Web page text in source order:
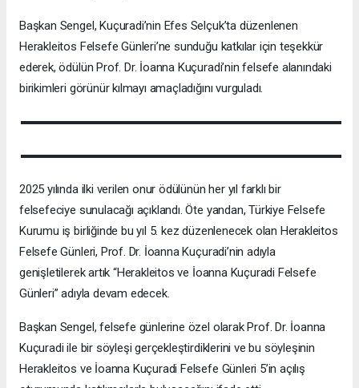
Başkan Sengel, Kuçuradi’nin Efes Selçuk’ta düzenlenen
Herakleitos Felsefe Günleri’ne sunduğu katkılar için teşekkür
ederek, ödülün Prof. Dr. İoanna Kuçuradi’nin felsefe alanındaki
birikimleri görünür kılmayı amaçladığını vurguladı.
2025 yılında ilki verilen onur ödülünün her yıl farklı bir
felsefeciye sunulacağı açıklandı. Öte yandan, Türkiye Felsefe
Kurumu iş birliğinde bu yıl 5. kez düzenlenecek olan Herakleitos
Felsefe Günleri, Prof. Dr. İoanna Kuçuradi’nin adıyla
genişletilerek artık “Herakleitos ve İoanna Kuçuradi Felsefe
Günleri” adıyla devam edecek.
Başkan Sengel, felsefe günlerine özel olarak Prof. Dr. İoanna
Kuçuradi ile bir söyleşi gerçekleştirdiklerini ve bu söyleşinin
Herakleitos ve İoanna Kuçuradi Felsefe Günleri 5’in açılış